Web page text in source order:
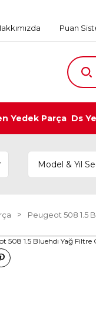
Puan
Yedek Parça Ds
Peugeot 508 1.5